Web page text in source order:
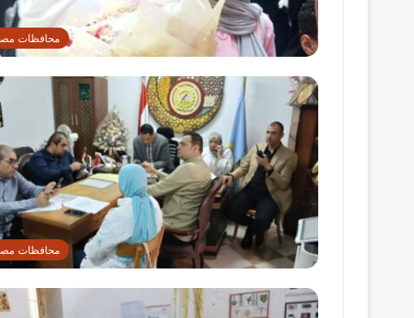
محافظات
محافظات